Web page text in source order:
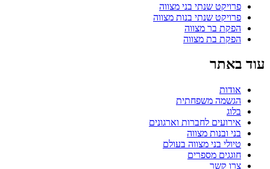
פרויקט שנתי בני מצווה
פרויקט שנתי בנות מצווה
הפקת בר מצווה
הפקת בת מצווה
עוד באתר
אודות
הגשמה משפחתית
בלוג
אירועים לחברות וארגונים
בני ובנות מצווה
טיולי בני מצווה בעולם
חוגגים מספרים
צרו קשר